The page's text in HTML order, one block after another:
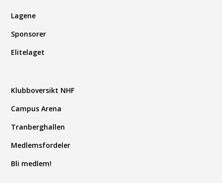
Lagene
Sponsorer
Elitelaget
Klubboversikt NHF
Campus Arena
Tranberghallen
Medlemsfordeler
Bli medlem!